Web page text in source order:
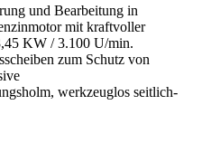
und Bearbeitung in
mit kraftvoller
KW / 3.100 U/min.
zum Schutz von
werkzeuglos seitlich-